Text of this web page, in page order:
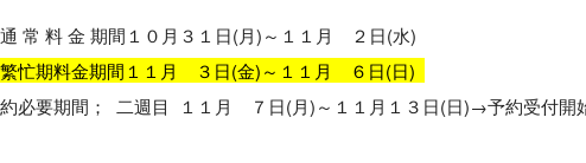
常 料 金 期間１０月３１日(月)～１１月 ２日(水)
繁忙期料金期間１１月 ３日(金)～１１月 ６日(日)
必要期間； 二週目 １１月 ７日(月)～１１月１３日(日)→予約受付開